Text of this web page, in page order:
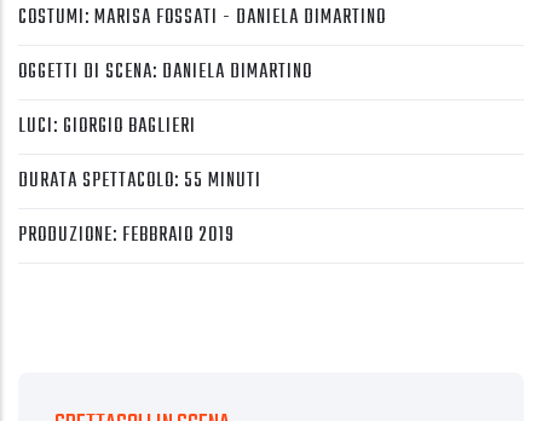
COSTUMI: MARISA FOSSATI - DANIELA DIMARTINO
OGGETTI DI SCENA: DANIELA DIMARTINO
LUCI: GIORGIO BAGLIERI
DURATA SPETTACOLO: 55 MINUTI
PRODUZIONE: FEBBRAIO 2019